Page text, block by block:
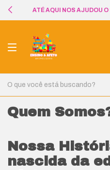
ATÉ AQUI NOS AJUDOU
Quem
Nossa
nascida da